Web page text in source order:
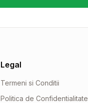
Legal
Termeni si Conditii
Politica de Confidentialitate